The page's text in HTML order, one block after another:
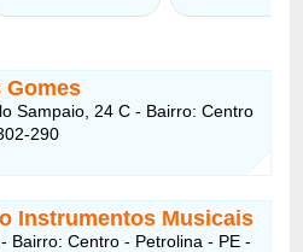
Gomes
Sampaio, 24 C - Bairro: Centro
290
Instrumentos Musicais
Bairro: Centro - Petrolina - PE -